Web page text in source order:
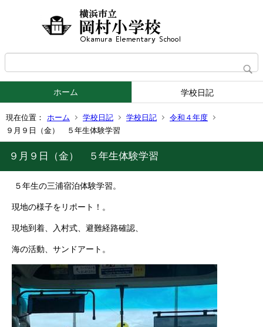
ホーム 学校日記
現在位置： ホーム 学校日記 学校日記
令和４年度
９月９日（金） ５年生体験学習
９月９日（金） ５年生体験学習
５年生の三浦宿泊体験学習。
現地の様子をリポート！。
現地到着、入村式、避難経路確認、
海の活動、サンドアート。